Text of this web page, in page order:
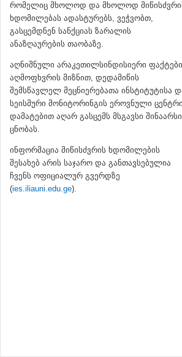
რომელიც მხოლოდ და მხოლოდ
ხდომილებას ადასტურებს, ვეჭვობთ,
გასცემდნენ სანქციას ზარალის
ანაზღაურების თაობაზე.
აღნიშნული არაკეთილსინდისიერი
აღმოფხვრის მიზნით, დედამიწის
შემსწავლელ მეცნიერებათა ინსტიტუტისა
სეისმური მონიტორინგის ეროვნული ცენტრი
დამატებით აღარ გასცემს მსგავსი
ცნობას.
ინფორმაცია მიწისძვრის ხდომილების
შესახებ არის საჯარო და განთავსებულია
ჩვენს ოფიციალურ გვერდზე
(ies.iliauni.edu.ge).